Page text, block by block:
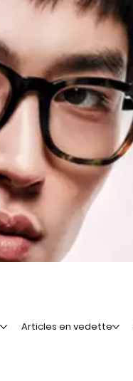
Articles en vedette